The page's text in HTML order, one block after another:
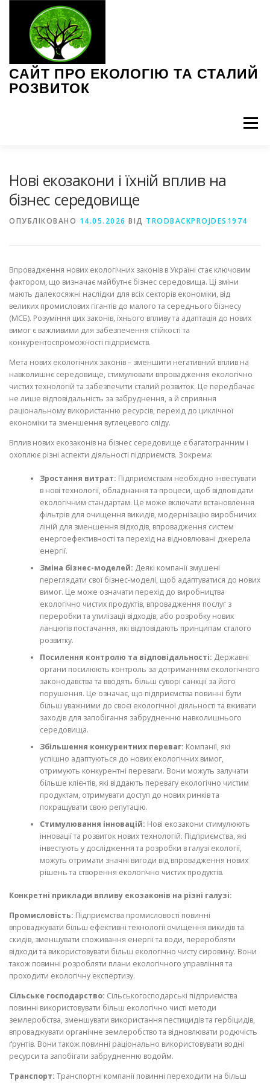
САЙТ ПРО ЕКОЛОГІЮ ТА СТАЛИЙ
РОЗВИТОК
Меню
Нові екозакони і їхній вплив на
бізнес середовище
ОПУБЛІКОВАНО 14.05.2026 ВІД TRODBACKPROJDES1974
Впровадження нових екологічних законів в Україні стає ключовим
фактором, що визначає майбутнє бізнес середовища. Ці зміни
мають далекосяжні наслідки для всіх секторів економіки, від
великих промислових гігантів до малого та середнього бізнесу
(МСБ). Розуміння цих законів, їхнього впливу та адаптація до нових
вимог є важливими для забезпечення стійкості та
конкурентоспроможності підприємств.
Мета нових екологічних законів – зменшити негативний вплив на
навколишнє середовище, стимулювати впровадження екологічно
чистих технологій та забезпечити сталий розвиток. Це передбачає
не лише відповідальність за забруднення, а й сприяння
раціональному використанню ресурсів, перехід до циклічної
економіки та зменшення вуглецевого сліду.
Вплив нових екозаконів на бізнес середовище є багатогранним і
охоплює різні аспекти діяльності підприємств. Зокрема:
Зростання витрат: Підприємствам необхідно інвестувати
в нові технології, обладнання та процеси, щоб відповідати
екологічним стандартам. Це може включати встановлення
фільтрів для очищення викидів, модернізацію виробничих
ліній для зменшення відходів, впровадження систем
енергоефективності та перехід на відновлювані джерела
енергії.
Зміна бізнес-моделей: Деякі компанії змушені
переглядати свої бізнес-моделі, щоб адаптуватися до нових
вимог. Це може означати перехід до виробництва
екологічно чистих продуктів, впровадження послуг з
переробки та утилізації відходів, або розробку нових
ланцюгів постачання, які відповідають принципам сталого
розвитку.
Посилення контролю та відповідальності: Державні
органи посилюють контроль за дотриманням екологічного
законодавства та вводять більш суворі санкції за його
порушення. Це означає, що підприємства повинні бути
більш уважними до своєї екологічної діяльності та вживати
заходів для запобігання забрудненню навколишнього
середовища.
Збільшення конкурентних переваг: Компанії, які
успішно адаптуються до нових екологічних вимог,
отримують конкурентні переваги. Вони можуть залучати
більше клієнтів, які віддають перевагу екологічно чистим
продуктам, отримувати доступ до нових ринків та
покращувати свою репутацію.
Стимулювання інновацій: Нові екозакони стимулюють
інновації та розвиток нових технологій. Підприємства, які
інвестують у дослідження та розробки в галузі екології,
можуть отримати значні вигоди від впровадження нових
рішень та створення екологічно чистих продуктів.
Конкретні приклади впливу екозаконів на різні галузі:
Промисловість: Підприємства промисловості повинні
впроваджувати більш ефективні технології очищення викидів та
скидів, зменшувати споживання енергії та води, переробляти
відходи та використовувати більш екологічно чисту сировину. Вони
також повинні розробляти плани екологічного управління та
проходити екологічну експертизу.
Сільське господарство: Сільськогосподарські підприємства
повинні використовувати більш екологічно чисті методи
землеробства, зменшувати використання пестицидів та гербіцидів,
впроваджувати органічне землеробство та відновлювати родючість
ґрунтів. Вони також повинні раціонально використовувати водні
ресурси та запобігати забрудненню водойм.
Транспорт: Транспортні компанії повинні переходити на більш